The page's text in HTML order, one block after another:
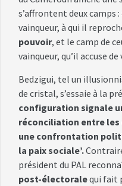
s’affrontent deux camps
vainqueur, à qui il
pouvoir, et le camp de
vainqueur, qu’il accuse de
Bedzigui, tel un
de cristal, s’essaie à la
configuration signale
réconciliation entre les
une confrontation
la paix sociale’.
président du PAL
post-électoralequi fait